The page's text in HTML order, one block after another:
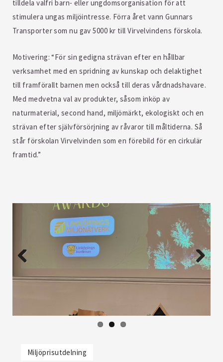
tilldela valfri barn- eller ungdomsorganisation för att
stimulera ungas miljöintresse. Förra året vann Gunnars
Transporter som nu gav 5000 kr till Virvelvindens förskola.
Motivering: “För sin gedigna strävan efter en hållbar
verksamhet med en spridning av kunskap och delaktighet
till framförallt barnen men också till deras vårdnadshavare.
Med medvetna val av produkter, såsom inköp av
naturmaterial, second hand, miljömärkt, ekologiskt och en
strävan efter självförsörjning av råvaror till måltiderna. Så
står förskolan Virvelvinden som en förebild för en cirkulär
framtid.”
Miljöprisutdelning